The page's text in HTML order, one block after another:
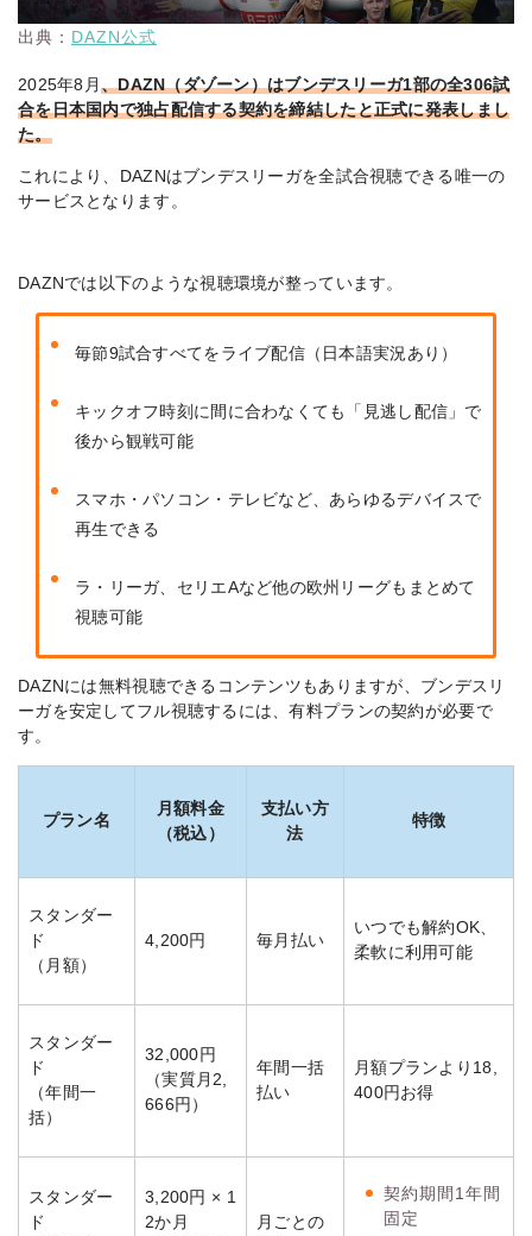
出典： DAZN公式
2025年8月 、DAZN（ダゾーン）はブンデスリーガ1部の全306試
合を日本国内で独占配信する契約を締結したと正式に発表しまし
た。
これにより、DAZNはブンデスリーガを全試合視聴できる唯一の
サービス となります。
DAZNでは以下のような視聴環境が整っています。
毎節9試合すべてをライブ配信（日本語実況あり）
キックオフ時刻に間に合わなくても「見逃し配信」で
後から観戦可能
スマホ・パソコン・テレビなど、あらゆるデバイスで
再生できる
ラ・リーガ、セリエAなど他の欧州リーグもまとめて
視聴可能
DAZNには無料視聴できるコンテンツもありますが、ブンデスリ
ーガを安定してフル視聴するには、有料プランの契約が必要で
す。
プラン名
月額料金
（税込）
支払い方
法
特徴
スタンダー
ド
（月額）
4,200円 毎月払い
いつでも解約OK、
柔軟に利用可能
スタンダー
ド
（年間一
括）
32,000円
（実質月2,
666円）
年間一括
払い
月額プランより18,
400円お得
スタンダー
ド
3,200円 × 1
2か月
月ごとの
契約期間1年間
固定